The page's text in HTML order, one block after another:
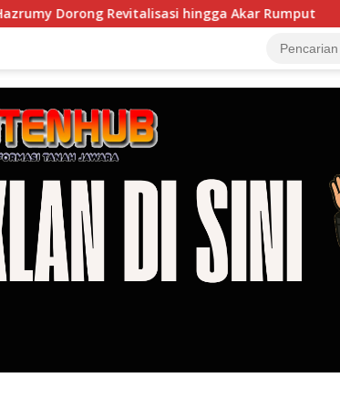
hingga Akar Rumput Robinsar